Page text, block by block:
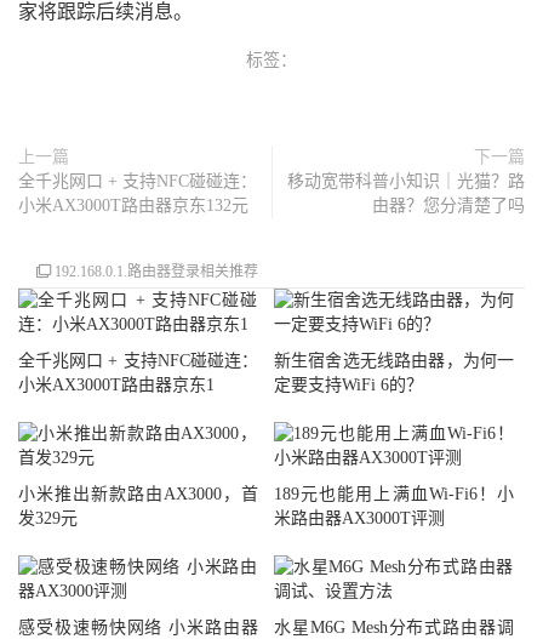
家将跟踪后续消息。
标签：
上一篇
全千兆网口 + 支持NFC碰碰连：
小米AX3000T路由器京东132元
下一篇
移动宽带科普小知识｜光猫？路
由器？您分清楚了吗
192.168.0.1.路由器登录相关推荐
全千兆网口 + 支持NFC碰碰连：
小米AX3000T路由器京东1
新生宿舍选无线路由器，为何一
定要支持WiFi 6的？
小米推出新款路由AX3000，首
发329元
189元也能用上满血Wi-Fi6！小
米路由器AX3000T评测
感受极速畅快网络 小米路由器 水星M6G Mesh分布式路由器调